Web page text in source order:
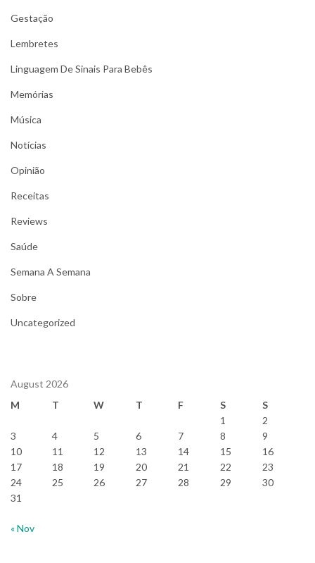
Gestação
Lembretes
Linguagem De Sinais Para Bebês
Memórias
Música
Notícias
Opinião
Receitas
Reviews
Saúde
Semana A Semana
Sobre
Uncategorized
August 2026
M
T W T F S
S
1
2
3
4 5 6 7 8
9
10
11 12 13 14 15
16
17
18 19 20 21 22
23
24
25 26 27 28 29
30
31
« Nov